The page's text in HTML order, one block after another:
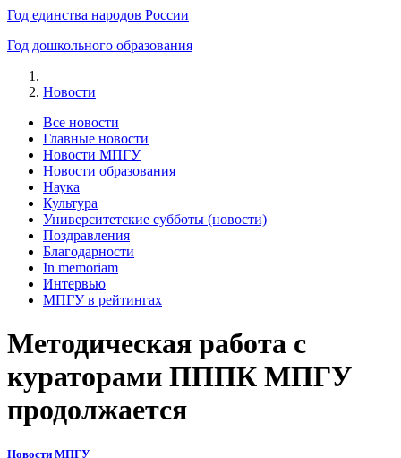
Год единства народов России
Год дошкольного образования
Новости
Все новости
Главные новости
Новости МПГУ
Новости образования
Наука
Культура
Университетские субботы (новости)
Поздравления
Благодарности
In memoriam
Интервью
МПГУ в рейтингах
Методическая работа с
кураторами ПППК МПГУ
продолжается
Новости МПГУ